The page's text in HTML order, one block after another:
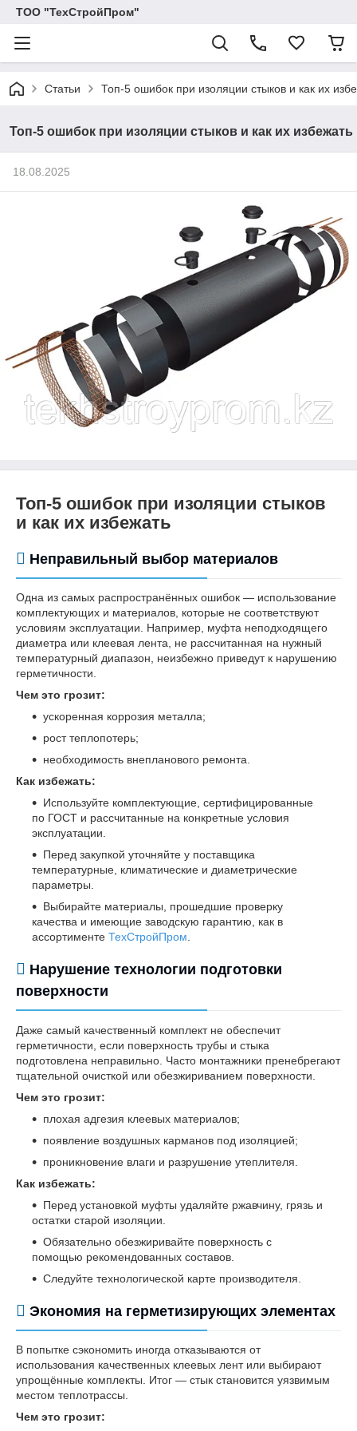
ТОО "ТехСтройПром"
Статьи Топ-5 ошибок при изоляции стыков и как их
Топ-5 ошибок при изоляции стыков и как их избежать
18.08.2025
Топ-5 ошибок при изоляции стыков
и как их избежать
Неправильный выбор материалов
Одна из самых распространённых ошибок — использование
комплектующих и материалов, которые не соответствуют
условиям эксплуатации. Например, муфта неподходящего
диаметра или клеевая лента, не рассчитанная на нужный
температурный диапазон, неизбежно приведут к нарушению
герметичности.
Чем это грозит:
ускоренная коррозия металла;
рост теплопотерь;
необходимость внепланового ремонта.
Как избежать:
Используйте комплектующие, сертифицированные
по ГОСТ и рассчитанные на конкретные условия
эксплуатации.
Перед закупкой уточняйте у поставщика
температурные, климатические и диаметрические
параметры.
Выбирайте материалы, прошедшие проверку
качества и имеющие заводскую гарантию, как в
ассортименте ТехСтройПром.
Нарушение технологии подготовки
поверхности
Даже самый качественный комплект не обеспечит
герметичности, если поверхность трубы и стыка
подготовлена неправильно. Часто монтажники пренебрегают
тщательной очисткой или обезжириванием поверхности.
Чем это грозит:
плохая адгезия клеевых материалов;
появление воздушных карманов под изоляцией;
проникновение влаги и разрушение утеплителя.
Как избежать:
Перед установкой муфты удаляйте ржавчину, грязь и
остатки старой изоляции.
Обязательно обезжиривайте поверхность с
помощью рекомендованных составов.
Следуйте технологической карте производителя.
Экономия на герметизирующих элементах
В попытке сэкономить иногда отказываются от
использования качественных клеевых лент или выбирают
упрощённые комплекты. Итог — стык становится уязвимым
местом теплотрассы.
Чем это грозит: